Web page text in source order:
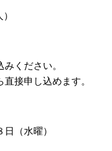
ください。
接申し込めます。
（水曜）